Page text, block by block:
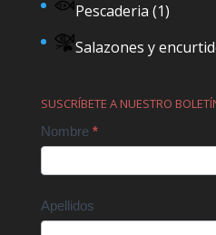
Pescaderia (1)
Salazones y
SUSCRÍBETE A NUESTRO
Contact
Nombre *
Apellidos